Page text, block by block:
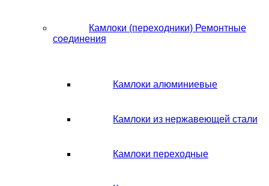
Камлоки (переходники) Ремонтные
соединения
Камлоки алюминиевые
Камлоки из нержавеющей стали
Камлоки переходные